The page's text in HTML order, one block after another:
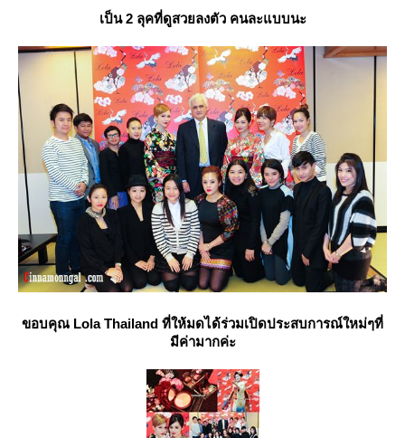
เป็น 2 ลุคที่ดูสวยลงตัว คนละแบบนะ
ขอบคุณ Lola Thailand ที่ให้มดได้ร่วมเปิดประสบการณ์ใหม่ๆที่
มีค่ามากค่ะ